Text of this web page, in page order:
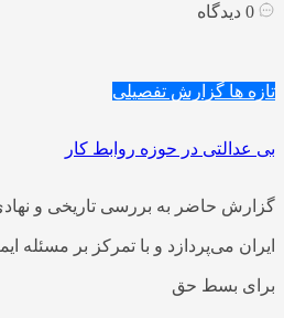
دیدگاه
تازه ها گزارش تفصیلی
بی عدالتی در حوزه روابط کار
گزارش حاضر به بررسی تاریخی و
ایران می‌پردازد و با تمرکز بر مسئله
برای بسط حق